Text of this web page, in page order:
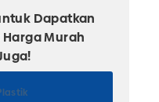
Dapatkan
Murah